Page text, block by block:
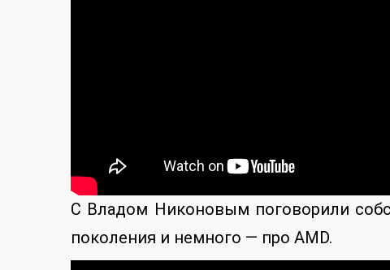
С Владом Никоновым поговорили
поколения и немного — про AMD.